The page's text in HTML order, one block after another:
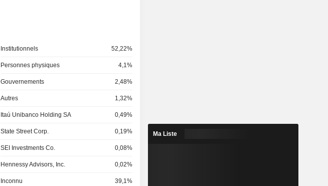
Institutionnels 52,22%
Personnes physiques 4,1%
Gouvernements 2,48%
Autres 1,32%
Itaú Unibanco Holding SA 0,49%
State Street Corp. 0,19%
SEI Investments Co. 0,08%
Hennessy Advisors, Inc. 0,02%
Inconnu 39,1%
Ma Liste